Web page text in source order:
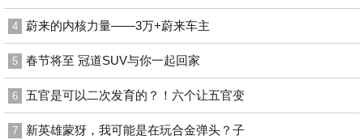
4 蔚来的内核力量——3万+蔚来车主
5 春节将至 冠道SUV与你一起回家
6 五官是可以二次发育的？！六个让五官变
7 新英雄蒙犽，我可能是在玩合金弹头？子